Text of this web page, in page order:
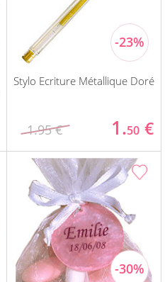
Stylo Ecriture Métallique Doré
1.95 € 1.50 €